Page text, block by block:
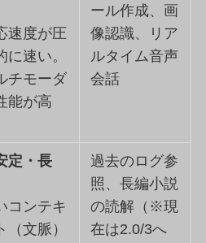
速度が圧
に速い。
チモーダ
能が高
ール作成、画
像認識、リア
ルタイム音声
会話
定・長
コンテキ
（文脈）
過去のログ参
照、長編小説
の読解（※現
在は2.0/3へ